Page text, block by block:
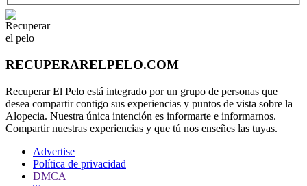
RECUPERARELPELO.COM
Recuperar El Pelo está integrado por un grupo de personas que
desea compartir contigo sus experiencias y puntos de vista sobre la
Alopecia. Nuestra única intención es informarte e informarnos.
Compartir nuestras experiencias y que tú nos enseñes las tuyas.
Advertise
Política de privacidad
DMCA